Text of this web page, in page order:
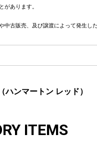
があります。
古販売、及び譲渡によって発生し
ンマートン レッド）
ITEMS